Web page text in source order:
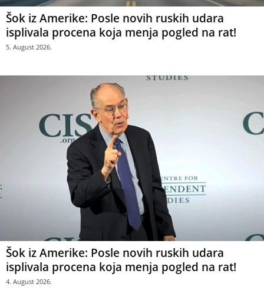
Šok iz Amerike: Posle novih ruskih udara
isplivala procena koja menja pogled na rat!
5. August 2026.
Šok iz Amerike: Posle novih ruskih udara
isplivala procena koja menja pogled na rat!
4. August 2026.